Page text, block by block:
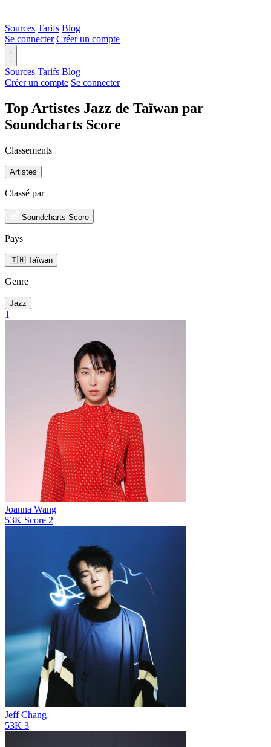
Sources Tarifs Blog
Se connecter Créer un compte
Sources Tarifs Blog
Créer un compte Se connecter
Top Artistes Jazz de Taïwan par
Soundcharts Score
Classements
Artistes
Classé par
Soundcharts Score
Pays
🇹🇼 Taïwan
Genre
Jazz
1
Joanna Wang
53K Score 2
Jeff Chang
53K 3